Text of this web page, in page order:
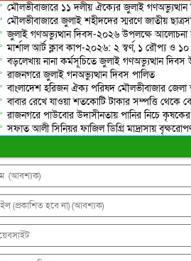
মৌলভীবাজারে ১১ দলীয় ঐক্যের জুলাই
মৌলভীবাজারে জুলাই শহীদদের স্মরণে জাতীয়
জুলাই গণঅভ্যুত্থান দিবস-২০২৬ উপলক্ষে আলোচনা
মার্শাল আর্ট ক্লাব কাপ-২০২৬: ২ স্বর্ণ, ১ রৌপ্য ও
বড়লেখায় নানা কর্মসূচিতে জুলাই গণঅভ্যুত্থান দিবস
রাজনগরে জুলাই গনঅভ্যুত্থান দিবস পালিত
বাংলাদেশ হরিজন ঐক্য পরিষদ মৌলভীবাজার জেলা
বাবার রেখে যাওয়া শতকোটি টাকার সম্পত্তি থেকে
রাজনগরে পাউবোর উদাসীনতায় পানির নিচে কৃষকের
সফাত আলী সিনিয়র ফাজিল ডিগ্রি মাদ্রাসায়